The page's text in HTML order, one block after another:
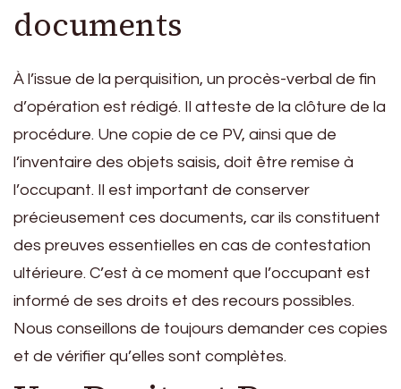
documents
À l’issue de la perquisition, un procès-verbal de fin
d’opération est rédigé. Il atteste de la clôture de la
procédure. Une copie de ce PV, ainsi que de
l’inventaire des objets saisis, doit être remise à
l’occupant. Il est important de conserver
précieusement ces documents, car ils constituent
des preuves essentielles en cas de contestation
ultérieure. C’est à ce moment que l’occupant est
informé de ses droits et des recours possibles.
Nous conseillons de toujours demander ces copies
et de vérifier qu’elles sont complètes.